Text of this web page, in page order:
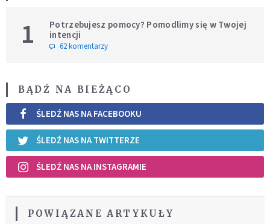
1
Potrzebujesz pomocy? Pomodlimy się w Twojej
intencji
62 komentarzy
BĄDŹ NA BIEŻĄCO
ŚLEDŹ NAS NA FACEBOOKU
ŚLEDŹ NAS NA TWITTERZE
ŚLEDŹ NAS NA INSTAGRAMIE
POWIĄZANE ARTYKUŁY